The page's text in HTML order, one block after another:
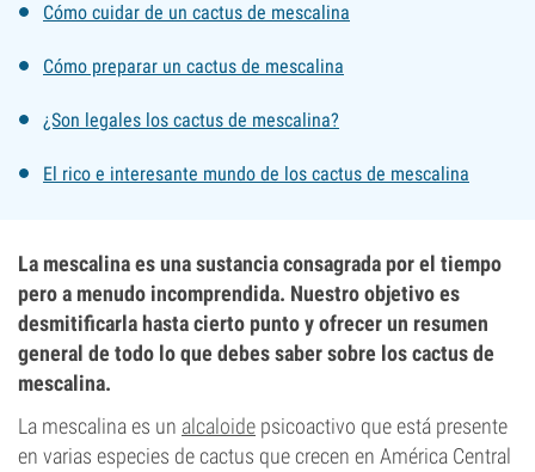
Cómo cuidar de un cactus de mescalina
Cómo preparar un cactus de mescalina
¿Son legales los cactus de mescalina?
El rico e interesante mundo de los cactus de mescalina
La mescalina es una sustancia consagrada por el tiempo
pero a menudo incomprendida. Nuestro objetivo es
desmitificarla hasta cierto punto y ofrecer un resumen
general de todo lo que debes saber sobre los cactus de
mescalina.
La mescalina es un alcaloide psicoactivo que está presente
en varias especies de cactus que crecen en América Central